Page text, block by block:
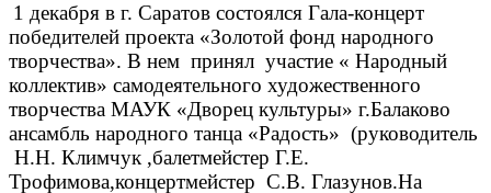
1 декабря в г. Саратов состоялся Гала-концерт
победителей проекта «Золотой фонд народного
творчества». В нем принял участие « Народный
коллектив» самодеятельного художественного
творчества МАУК «Дворец культуры» г.Балаково
ансамбль народного танца «Радость» (руководитель
Н.Н. Климчук ,балетмейстер Г.Е.
Трофимова,концертмейстер С.В. Глазунов.На